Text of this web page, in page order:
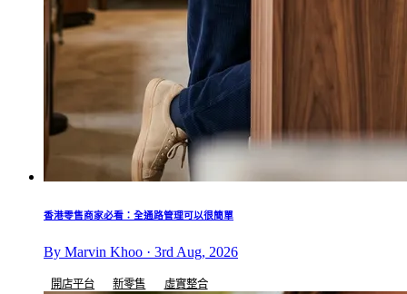
香港零售商家必看：全通路管理可以很簡單
By Marvin Khoo · 3rd Aug, 2026
開店平台 新零售 虛實整合